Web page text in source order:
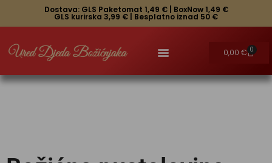
Dostava: GLS Paketomat 1,49 € | BoxNow 1,49 €
GLS kurirska 3,99 € | Besplatno iznad 50 €
0,00 € 0